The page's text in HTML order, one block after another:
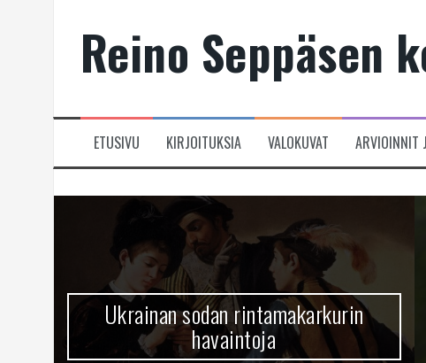
Reino Seppäsen
ETUSIVU KIRJOITUKSIA VALOKUVAT ARVIOINNIT
Ukrainan sodan rintamakarkurin
havaintoja